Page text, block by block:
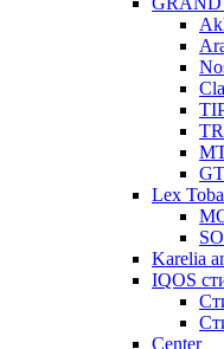
Lex
Karelia
IQOS
Сenter